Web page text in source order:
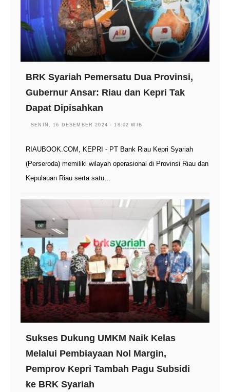
BRK Syariah Pemersatu Dua Provinsi,
Gubernur Ansar: Riau dan Kepri Tak
Dapat Dipisahkan
SENIN, 16 DESEMBER 2024 - 18:02 WIB
RIAUBOOK.COM, KEPRI - PT Bank Riau Kepri Syariah
(Perseroda) memiliki wilayah operasional di Provinsi Riau dan
Kepulauan Riau serta satu…
Sukses Dukung UMKM Naik Kelas
Melalui Pembiayaan Nol Margin,
Pemprov Kepri Tambah Pagu Subsidi
ke BRK Syariah